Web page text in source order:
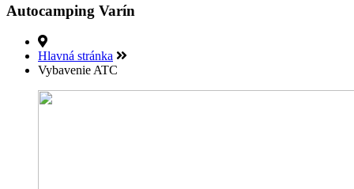
Autocamping Varín
Hlavná stránka
Vybavenie ATC